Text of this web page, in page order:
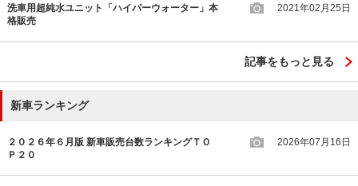
洗車用超純水ユニット「ハイパーウォーター」本
格販売
2021年02月25日
記事をもっと見る
新車ランキング
２０２６年６月版 新車販売台数ランキングＴＯ
Ｐ２０
2026年07月16日